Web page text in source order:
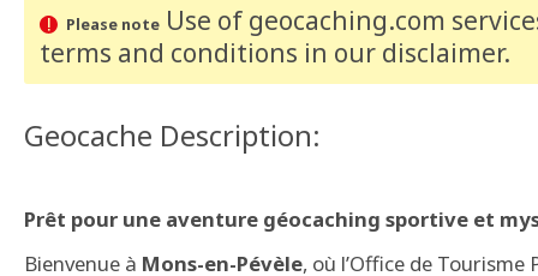
Please noteUse of geocaching.com
terms and conditions in our disclaimer.
Geocache Description:
Prêt pour une aventure géocaching sportive et
Bienvenue à Mons-en-Pévèle, où l’Office de Tourisme